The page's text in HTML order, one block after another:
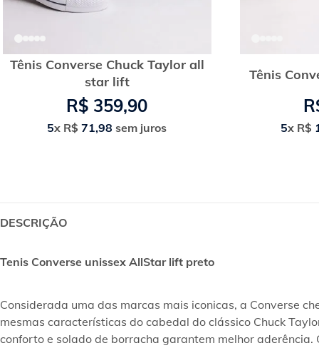
Tênis Converse Chuck Taylor all
star lift
R$ 359,90
5x R$ 71,98 sem juros
Tênis
5x R$
DESCRIÇÃO
Tenis Converse unissex AllStar lift preto
Considerada uma das marcas mais iconicas, a Converse
mesmas características do cabedal do clássico Chuck
conforto e solado de borracha garantem melhor